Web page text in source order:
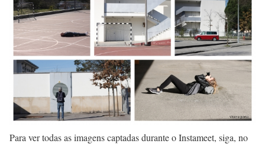
Para ver todas as imagens captadas durante o Instameet, siga, no